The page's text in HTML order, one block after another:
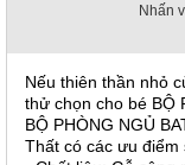
Hàng
Nhấn
Nếu thiên thần nhỏ
thử chọn cho bé BỘ
BỘ PHÒNG NGỦ
Thất có các ưu điểm